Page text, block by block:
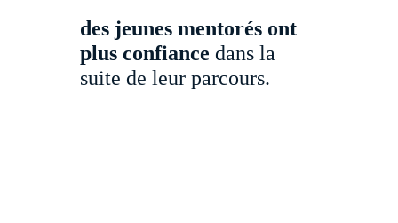
des jeunes mentorés ont
plus confiance dans la
suite de leur parcours.